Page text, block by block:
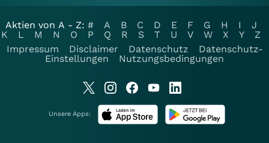
Aktien von A - Z: # A B C D E F G H I
J
K
L M N O P Q R S T U V W X Y
Z
Impressum
Disclaimer Datenschutz
Datenschutz-
Einstellungen
Nutzungsbedingungen
Unsere Apps: